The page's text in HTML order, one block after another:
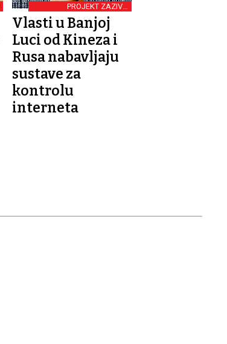
PROJEKT ZAZIVA
OZBILJNU ZABRINUTOST
Vlasti u Banjoj
Luci od Kineza i
Rusa nabavljaju
sustave za
kontrolu
interneta